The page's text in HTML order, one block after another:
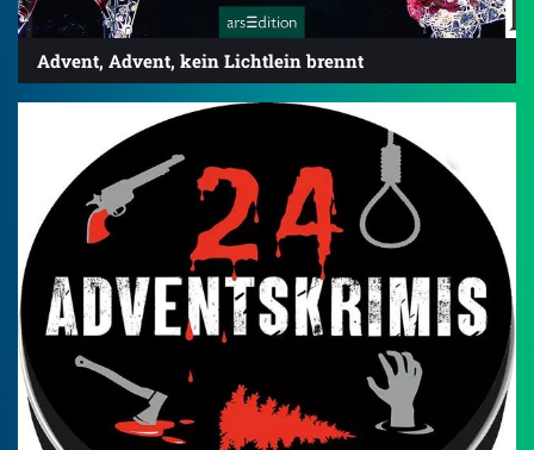
Advent, Advent, kein Lichtlein brennt